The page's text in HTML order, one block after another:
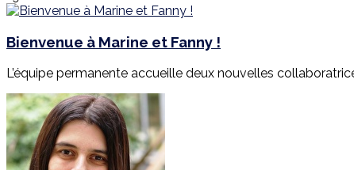
Bienvenue à Marine et Fanny !
L’équipe permanente accueille deux nouvelles